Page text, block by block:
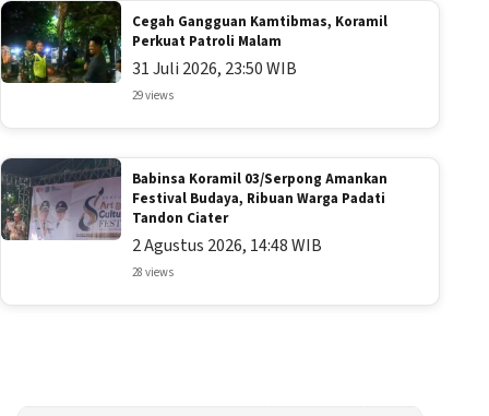
Cegah Gangguan Kamtibmas, Koramil
Perkuat Patroli Malam
31 Juli 2026, 23:50 WIB
29 views
Babinsa Koramil 03/Serpong Amankan
Festival Budaya, Ribuan Warga Padati
Tandon Ciater
2 Agustus 2026, 14:48 WIB
28 views